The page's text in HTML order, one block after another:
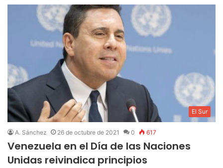
El Sur
A. Sánchez 26 de octubre de 2021 0 617
Venezuela en el Día de las Naciones
Unidas reivindica principios